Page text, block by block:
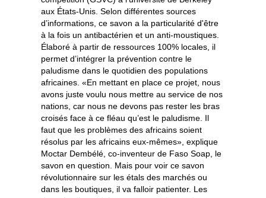
aux États-Unis. Selon différentes sources
d’informations, ce savon a la particularité d'être
à la fois un antibactérien et un anti-moustiques.
Élaboré à partir de ressources 100% locales, il
permet d’intégrer la prévention contre le
paludisme dans le quotidien des populations
africaines. «En mettant en place ce projet, nous
avons juste voulu nous mettre au service de nos
nations, car nous ne devons pas rester les bras
croisés face à ce fléau qu’est le paludisme. Il
faut que les problèmes des africains soient
résolus par les africains eux-mêmes», explique
Moctar Dembélé, co-inventeur de Faso Soap, le
savon en question. Mais pour voir ce savon
révolutionnaire sur les étals des marchés ou
dans les boutiques, il va falloir patienter. Les